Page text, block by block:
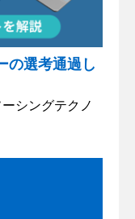
の選考通過し
シングテクノ